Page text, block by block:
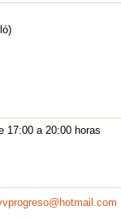
17:00 a 20:00 horas